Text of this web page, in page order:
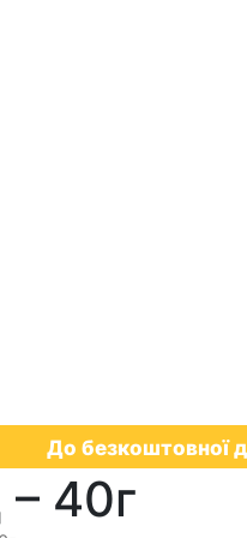
До безкоштовної
40г